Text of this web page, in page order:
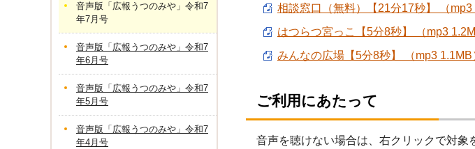
相談窓口（無料）【21分17秒】 （mp3
はつらつ宮っこ【5分8秒】 （mp3
みんなの広場【5分8秒】 （mp3 1.1MB
ご利用にあたって
音声を聴けない場合は、右クリックで対象
音声版「広報うつのみや」令和7
年7月号
音声版「広報うつのみや」令和7
年6月号
音声版「広報うつのみや」令和7
年5月号
音声版「広報うつのみや」令和7
年4月号